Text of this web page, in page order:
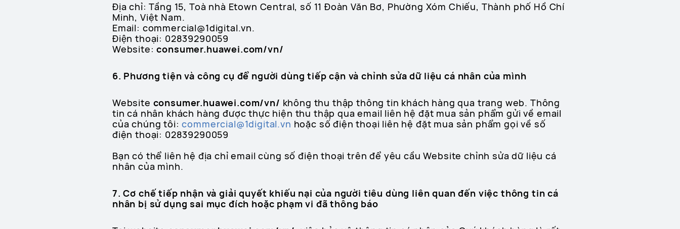
Địa chỉ: Tầng 15, Toà nhà Etown Central, số 11 Đoàn Văn Bơ, Phường Xóm Chiếu, Thành phố Hồ Chí
Minh, Việt Nam.
Email: commercial@1digital.vn.
Điện thoại: 02839290059
Website:consumer.huawei.com/vn/
6. Phương tiện và công cụ để người dùng tiếp cận và chỉnh sửa dữ liệu cá nhân của mình
Website consumer.huawei.com/vn/ không thu thập thông tin khách hàng qua trang web. Thông
tin cá nhân khách hàng được thực hiện thu thập qua email liên hệ đặt mua sản phẩm gửi về email
của chúng tôi:commercial@1digital.vn hoặc số điện thoại liên hệ đặt mua sản phẩm gọi về số
điện thoại: 02839290059
Bạn có thể liên hệ địa chỉ email cùng số điện thoại trên để yêu cầu Website chỉnh sửa dữ liệu cá
nhân của mình.
7. Cơ chế tiếp nhận và giải quyết khiếu nại của người tiêu dùng liên quan đến việc thông tin cá
nhân bị sử dụng sai mục đích hoặc phạm vi đã thông báo